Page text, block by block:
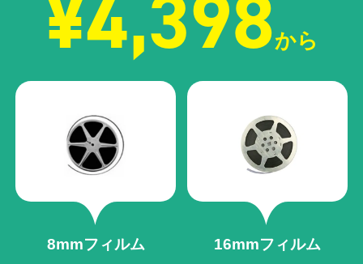
から
8mmフィルム 16mmフィルム